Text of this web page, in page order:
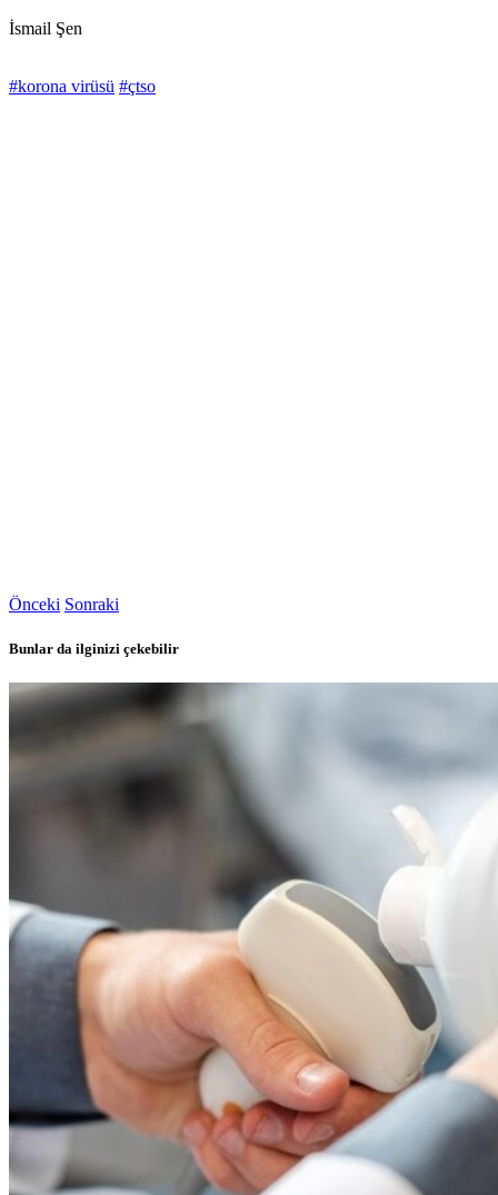
İsmail Şen
#korona virüsü #çtso
Önceki Sonraki
Bunlar da ilginizi çekebilir